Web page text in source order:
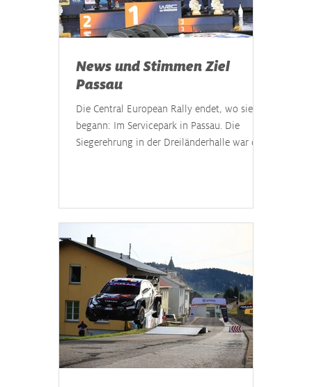
News und Stimmen Ziel
Passau
Die Central European Rally endet, wo sie
begann: Im Servicepark in Passau. Die
Siegerehrung in der Dreiländerhalle war der
Highlights in der FIA-Rallye-
Weltmeisterschaft. So manches der
zurückkehrenden Teams hatte nach vier
intensiven Rallyetagen noch einiges zu
berichten. Wir haben einige Statements
gesammelt. #17 Sébastien Ogier (FRA) /
Vincent Landais (FRA), Toyo